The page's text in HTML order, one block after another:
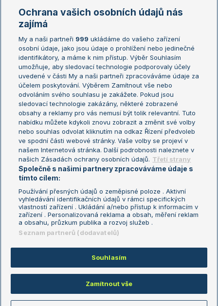
Žebříčky
Žebříček ATP (muži)
Žebříček WTA (ženy)
Sázkařský žebříček
Australian Open
French Open
Wimbledon
US Open
Turnaj mistrů
Turnaj mistryň
Aktualní trendy
Fotbalové přestupy
Livesport Daily
LS Prague Open
Podmínky užití
Nastavení soukromí
GDPR a žurnalistika
Reklama
Kontakt
Informace o zpracování osobních
údajů
Copyright © 2008-2026 TenisPortal.cz. Využíváme zpravodajství ČTK.
Ochrana vašich osobních údajů nás
zajímá
My a naši partneři 999 ukládáme do vašeho zařízení
osobní údaje, jako jsou údaje o prohlížení nebo jedinečné
identifikátory, a máme k nim přístup. Výběr Souhlasím
umožňuje, aby sledovací technologie podporovaly účely
uvedené v části My a naši partneři zpracováváme údaje za
účelem poskytování. Výběrem Zamítnout vše nebo
odvoláním svého souhlasu je zakážete. Pokud jsou
sledovací technologie zakázány, některé zobrazené
obsahy a reklamy pro vás nemusí být tolik relevantní. Tuto
nabídku můžete kdykoli znovu zobrazit a změnit své volby
nebo souhlas odvolat kliknutím na odkaz Řízení předvoleb
ve spodní části webové stránky. Vaše volby se projeví v
našem Internetová stránka. Další podrobnosti naleznete v
našich Zásadách ochrany osobních údajů. Třetí strany
Společně s našimi partnery zpracováváme údaje s
tímto cílem:
Používání přesných údajů o zeměpisné poloze . Aktivní
vyhledávání identifikačních údajů v rámci specifických
vlastností zařízení . Ukládání a/nebo přístup k informacím v
zařízení . Personalizovaná reklama a obsah, měření reklam
a obsahu, průzkum publika a rozvoj služeb .
Seznam partnerů (dodavatelů)
Souhlasím
Zamítnout vše